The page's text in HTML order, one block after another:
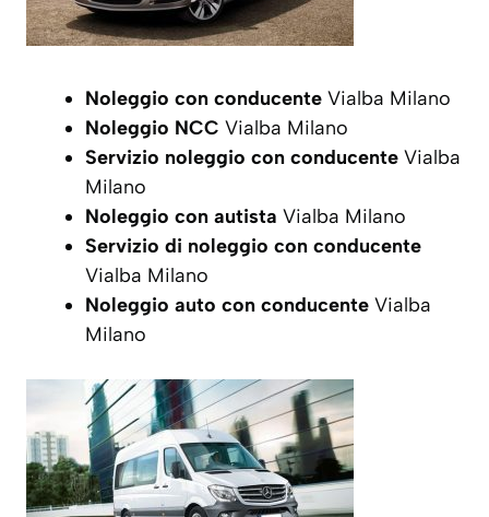
Noleggio con conducente Vialba Milano
Noleggio NCC Vialba Milano
Servizio noleggio con conducente Vialba
Milano
Noleggio con autista Vialba Milano
Servizio di noleggio con conducente
Vialba Milano
Noleggio auto con conducente Vialba
Milano